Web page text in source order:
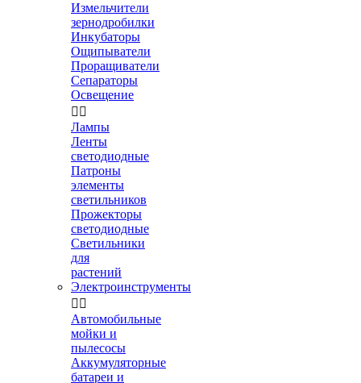
Измельчители
зернодробилки
Инкубаторы
Ощипыватели
Проращиватели
Сепараторы
Освещение
 
Лампы
Ленты
светодиодные
Патроны
элементы
светильников
Прожекторы
светодиодные
Светильники
для
растений
Электроинструменты
 
Автомобильные
мойки и
пылесосы
Аккумуляторные
батареи и